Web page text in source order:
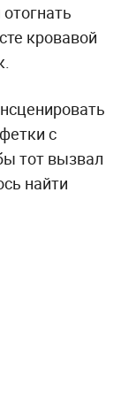
кровавой
с
тот вызвал
найти